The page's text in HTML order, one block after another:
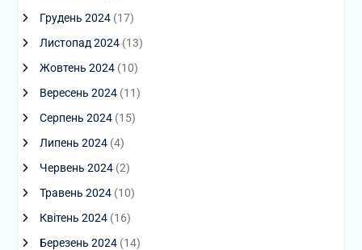
Грудень 2024(17)
Листопад 2024(13)
Жовтень 2024(10)
Вересень 2024(11)
Серпень 2024(15)
Липень 2024(4)
Червень 2024(2)
Травень 2024(10)
Квітень 2024(16)
Березень 2024(14)